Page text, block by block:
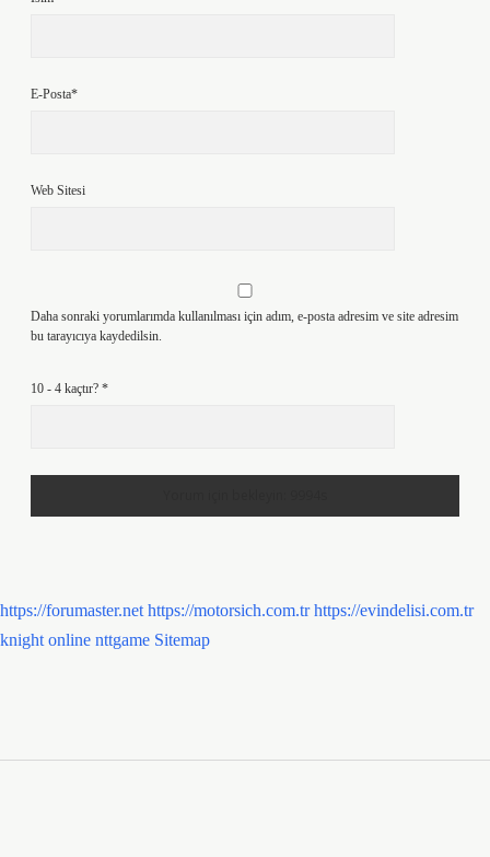
E-Posta*
Web Sitesi
Daha sonraki yorumlarımda kullanılması için adım, e-posta adresim ve site adresim
bu tarayıcıya kaydedilsin.
10 - 4 kaçtır? *
https://forumaster.net https://motorsich.com.tr https://evindelisi.com.tr
knight online nttgame Sitemap